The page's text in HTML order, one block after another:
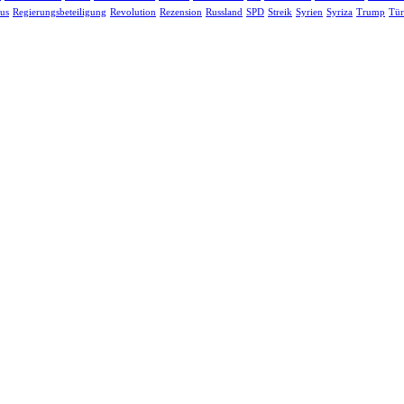
Regierungsbeteiligung Revolution Rezension Russland SPD Streik Syrien Syriza Trump